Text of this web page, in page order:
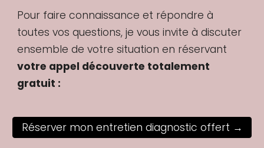
Pour faire connaissance et répondre à
toutes vos questions, je vous invite à discuter
ensemble de votre situation en réservant
votre appel découverte totalement
gratuit :
Réserver mon entretien diagnostic offert →